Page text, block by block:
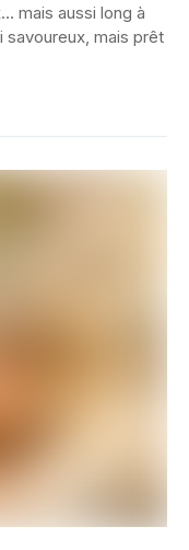
mais aussi long à
savoureux, mais prêt